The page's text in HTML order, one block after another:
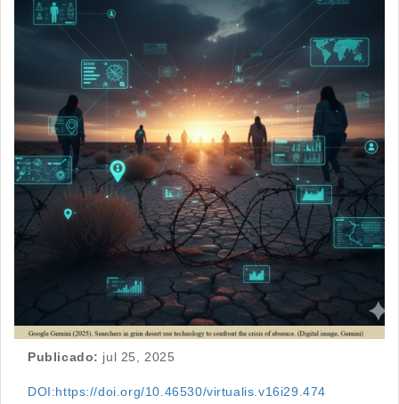
Publicado: jul 25, 2025
DOI:https://doi.org/10.46530/virtualis.v16i29.474